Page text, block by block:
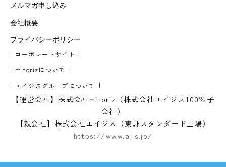
メルマガ申し込み
会社概要
プライバシーポリシー
コーポレートサイト
mitorizについて
エイジスグループについて
【運営会社】株式会社mitoriz（株式会社エイジス100％子
会社）
【親会社】株式会社エイジス（東証スタンダード上場）
https://www.ajis.jp/